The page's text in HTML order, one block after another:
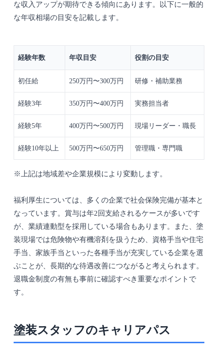
な収入アップが期待できる傾向にあります。以下に一般的
な年収相場の目安を記載します。
経験年数 年収目安 役割の目安
初任給 250万円〜300万円 研修・補助業務
経験3年 350万円〜400万円 実務担当者
経験5年 400万円〜500万円 現場リーダー・職長
経験10年以上 500万円〜650万円 管理職・専門職
※上記は地域差や企業規模により変動します。
福利厚生については、多くの企業で社会保険完備が基本と
なっています。賞与は年2回支給されるケースが多いです
が、業績連動型を採用している場合もあります。また、塗
装現場では危険物や有機溶剤を扱うため、資格手当や住宅
手当、家族手当といった各種手当が充実している企業を選
ぶことが、長期的な待遇改善につながると考えられます。
退職金制度の有無も事前に確認すべき重要なポイントで
す。
塗装スタッフのキャリアパス